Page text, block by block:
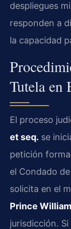
despliegues
responden a
la capacidad
Tutela en
El proceso
et seq. se
petición
el Condado
solicita en el
Prince
jurisdicción.